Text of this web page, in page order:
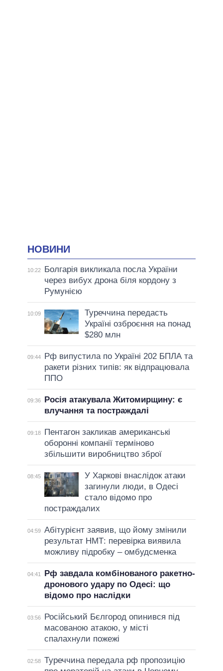
НОВИНИ
10:22
Болгарія викликала посла України
через вибух дрона біля кордону з
Румунією
10:09
Туреччина передасть
Україні озброєння на понад
$280 млн
09:44
Рф випустила по Україні 202 БПЛА та
ракети різних типів: як відпрацювала
ППО
09:36
Росія атакувала Житомирщину: є
влучання та постраждалі
09:18
Пентагон закликав американські
оборонні компанії терміново
збільшити виробництво зброї
08:45
У Харкові внаслідок атаки
загинули люди, в Одесі
стало відомо про
постраждалих
04:59 Абітурієнт заявив, що йому змінили
результат НМТ: перевірка виявила
можливу підробку – омбудсменка
04:41
Рф завдала комбінованого ракетно-
дронового удару по Одесі: що
відомо про наслідки
03:56
Російський Бєлгород опинився під
масованою атакою, у місті
спалахнули пожежі
02:58 Туреччина передала рф пропозицію